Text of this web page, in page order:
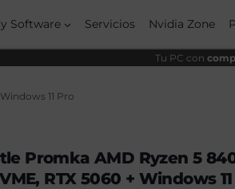
Software Servicios Nvidia Zone
Tu PC con
11 Pro
Promka AMD Ryzen 5
RTX 5060 + Windows